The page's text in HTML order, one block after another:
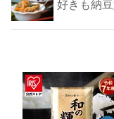
好きも納